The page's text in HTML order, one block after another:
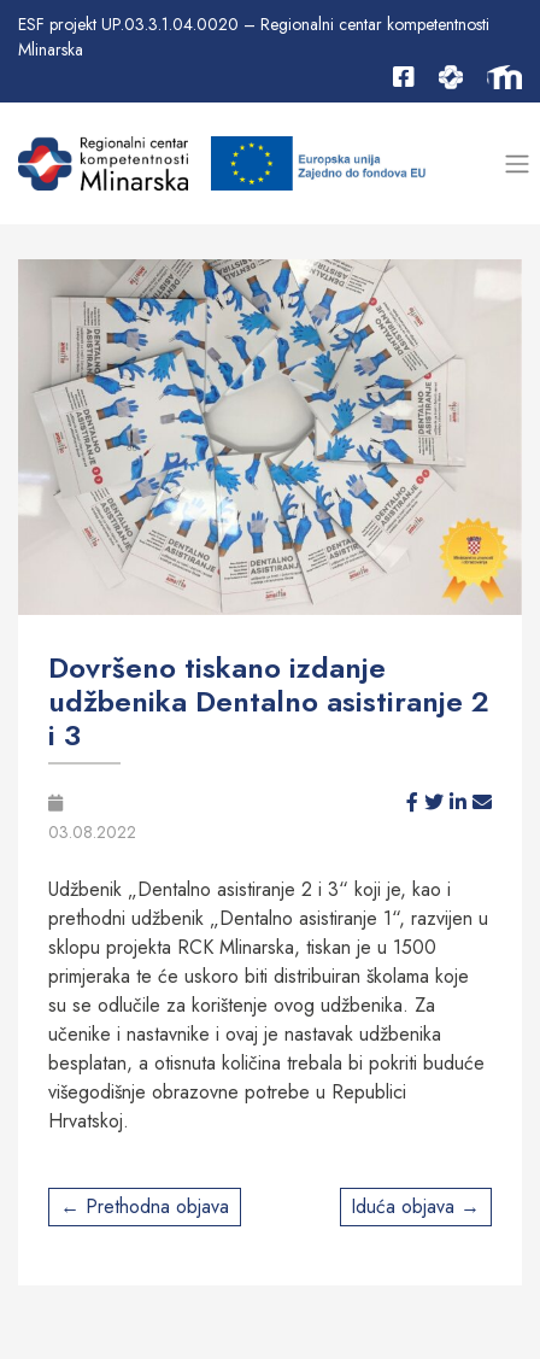
ESF projekt UP.03.3.1.04.0020 – Regionalni centar kompetentnosti
Mlinarska
Dovršeno tiskano izdanje
udžbenika Dentalno asistiranje 2
i 3
03.08.2022
Udžbenik „Dentalno asistiranje 2 i 3“ koji je, kao i
prethodni udžbenik „Dentalno asistiranje 1“, razvijen u
sklopu projekta RCK Mlinarska, tiskan je u 1500
primjeraka te će uskoro biti distribuiran školama koje
su se odlučile za korištenje ovog udžbenika. Za
učenike i nastavnike i ovaj je nastavak udžbenika
besplatan, a otisnuta količina trebala bi pokriti buduće
višegodišnje obrazovne potrebe u Republici
Hrvatskoj.
Post
navigation
Prethodna objava Iduća objava